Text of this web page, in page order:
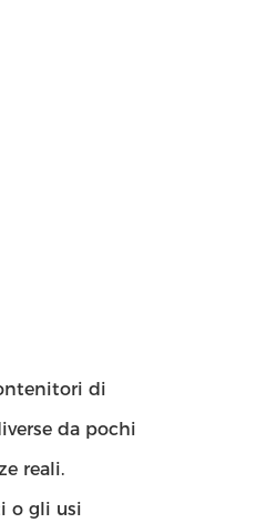
di
da pochi
reali.
o gli usi